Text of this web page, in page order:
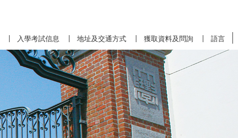
入學考試信息 地址及交通方式 獲取資料及問詢 語言